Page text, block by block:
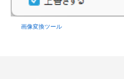
画像変換ツール